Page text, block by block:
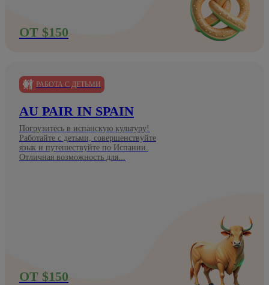
ОТ $150
РАБОТА С ДЕТЬМИ
AU PAIR IN SPAIN
Погрузитесь в испанскую культуру!
Работайте с детьми, совершенствуйте
язык и путешествуйте по Испании.
Отличная возможность для...
ОТ $150